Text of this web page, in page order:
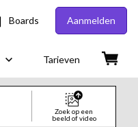
Boards Aanmelden
Tarieven
Zoek op een
beeld of video